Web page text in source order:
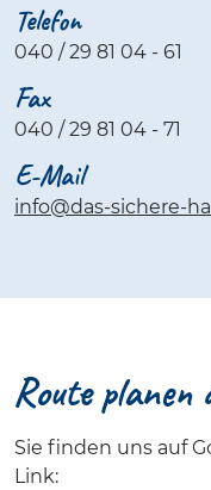
Telefon
040 / 29 81 04 - 61
Fax
040 / 29 81 04 - 71
E-Mail
info@das-sichere-
Route planen
Sie finden uns auf
Link: